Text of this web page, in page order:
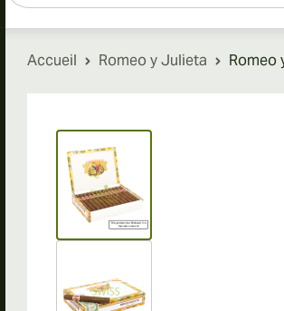
Accueil Romeo y Julieta Romeo
View larger image